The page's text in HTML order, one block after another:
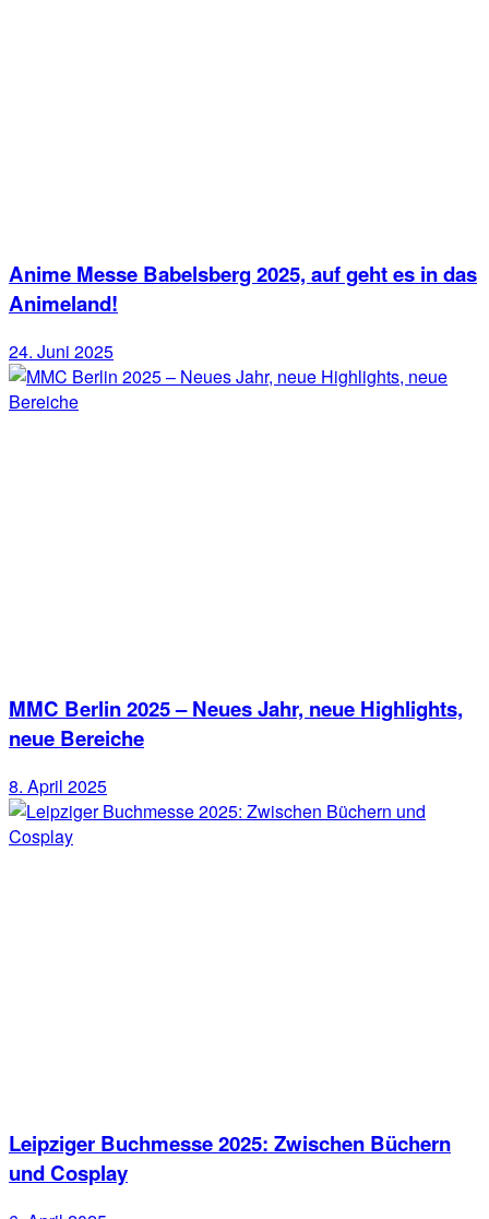
Anime Messe Babelsberg 2025, auf geht es in das
Animeland!
24. Juni 2025
MMC Berlin 2025 – Neues Jahr, neue Highlights,
neue Bereiche
8. April 2025
Leipziger Buchmesse 2025: Zwischen Büchern
und Cosplay